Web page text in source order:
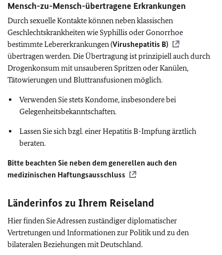
Mensch-zu-Mensch-übertragene Erkrankungen
Durch sexuelle Kontakte können neben klassischen
Geschlechtskrankheiten wie Syphillis oder Gonorrhoe
bestimmte Lebererkrankungen (Virushepatitis B)
übertragen werden. Die Übertragung ist prinzipiell auch durch
Drogenkonsum mit unsauberen Spritzen oder Kanülen,
Tätowierungen und Bluttransfusionen möglich.
Verwenden Sie stets Kondome, insbesondere bei
Gelegenheitsbekanntschaften.
Lassen Sie sich bzgl. einer Hepatitis B-Impfung ärztlich
beraten.
Bitte beachten Sie neben dem generellen auch den
medizinischen Haftungsausschluss
Länderinfos zu Ihrem Reiseland
Hier finden Sie Adressen zuständiger diplomatischer
Vertretungen und Informationen zur Politik und zu den
bilateralen Beziehungen mit Deutschland.